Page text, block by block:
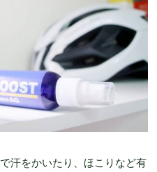
汗をかいたり、ほこりなど有